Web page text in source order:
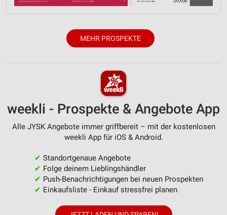
MEHR PROSPEKTE
weekli - Prospekte & Angebote App
Alle JYSK Angebote immer griffbereit – mit der kostenlosen
weekli App für iOS & Android.
✔ Standortgenaue Angebote
✔ Folge deinem Lieblingshändler
✔ Push-Benachrichtigungen bei neuen Prospekten
✔ Einkaufsliste - Einkauf stressfrei planen
Analyse von Zielgruppen durch Statistiken oder
Entwicklung und Verbesserung der Angebote
Verwendung genauer Standortdaten
Geräte anhand von aktiv angeforderten
Informationen identifizieren
Notwendig
Performance